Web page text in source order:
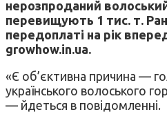
нерозпроданий
перевищують 1 тис. т.
передоплаті на рік
growhow.in.ua.
«Є об’єктивна причина —
українського волоського
— йдеться в повідомленні.